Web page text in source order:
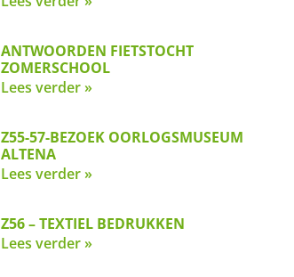
ANTWOORDEN FIETSTOCHT
ZOMERSCHOOL
Lees verder »
Z55-57-BEZOEK OORLOGSMUSEUM
ALTENA
Lees verder »
Z56 – TEXTIEL BEDRUKKEN
Lees verder »